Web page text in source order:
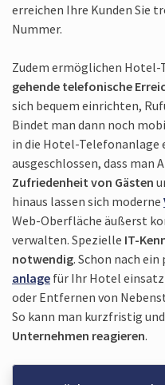
erreichen Ihre Kunden Sie
Nummer.
Zudem ermöglichen Hotel-
gehende telefonische
sich bequem einrichten,
Bindet man dann noch
in die Hotel-Telefonanlage
ausgeschlossen, dass man
Zufrieden­heit von Gästen
hinaus lassen sich moderne
Web-Ober­fläche äußerst
verwalten. Spezielle IT-
notwendig. Schon nach
anlage für Ihr Hotel
oder Entfernen von
So kann man kurz­fristig
Unter­nehmen reagieren.